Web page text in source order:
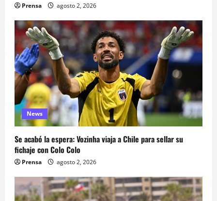
Prensa agosto 2, 2026
News
Se acabó la espera: Vozinha viaja a Chile para sellar su
fichaje con Colo Colo
Prensa agosto 2, 2026